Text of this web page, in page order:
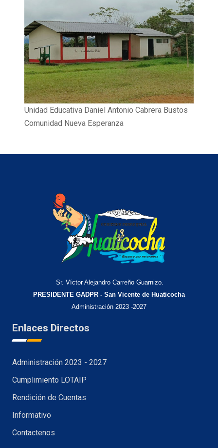
Unidad Educativa Daniel Antonio Cabrera Bustos
Comunidad Nueva Esperanza
Sr. Víctor Alejandro Carreño Guarnizo.
PRESIDENTE GADPR - San Vicente de Huaticocha
Administración 2023 -2027
Enlaces Directos
Administración 2023 - 2027
Cumplimiento LOTAIP
Rendición de Cuentas
Informativo
Contactenos